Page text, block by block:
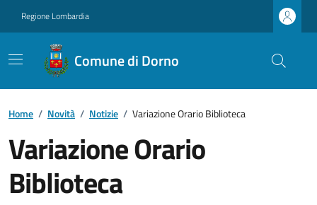
Regione Lombardia
Comune di Dorno
Home / Novità / Notizie / Variazione Orario Biblioteca
Variazione Orario
Biblioteca